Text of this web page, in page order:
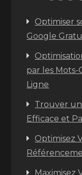
Optimiser
Google
par les Mots-
Ligne
Trouver
Efficace et
Optimisez
Maximisez